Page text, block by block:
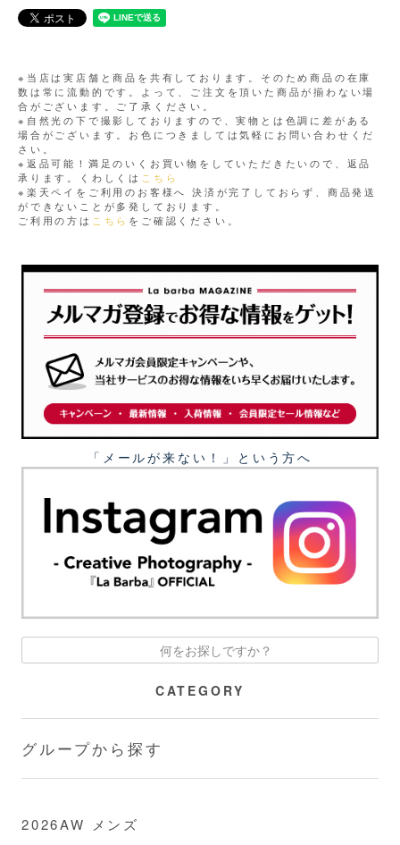
※当店は実店舗と商品を共有しております。そのため商品の在庫
数は常に流動的です。よって、ご注文を頂いた商品が揃わない場
合がございます。ご了承ください。
※自然光の下で撮影しておりますので、実物とは色調に差がある
場合がございます。お色につきましては気軽にお問い合わせくだ
さい。
※返品可能！満足のいくお買い物をしていただきたいので、返品
承ります。くわしくは こちら
※楽天ペイをご利用のお客様へ 決済が完了しておらず、商品発送
ができないことが多発しております。
ご利用の方は こちら をご確認ください。
「メールが来ない！」という⽅へ
CATEGORY
グループから探す
2026AW メンズ